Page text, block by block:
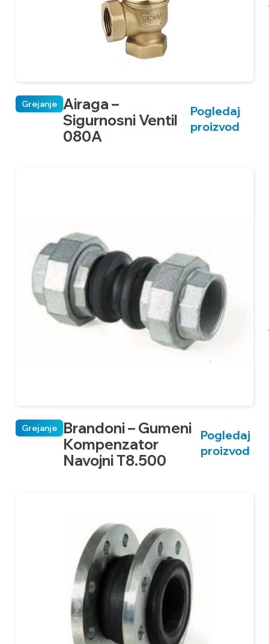
Airaga –
Sigurnosni Ventil
080A
Grejanje
Pogledaj
proizvod
Brandoni – Gumeni
Kompenzator
Navojni T8.500
Grejanje
Pogledaj
proizvod